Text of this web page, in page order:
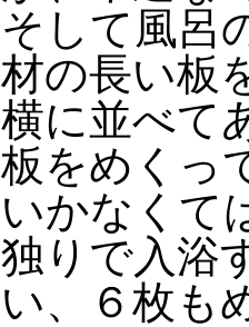
そして風呂
材の長い板
横に並べて
板をめくっ
いかなくて
独りで入浴
い、６枚も